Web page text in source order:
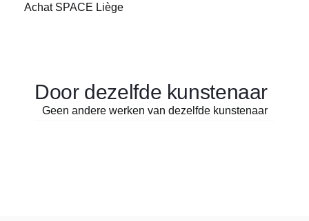
Achat SPACE Liège
Door dezelfde kunstenaar
Geen andere werken van dezelfde kunstenaar